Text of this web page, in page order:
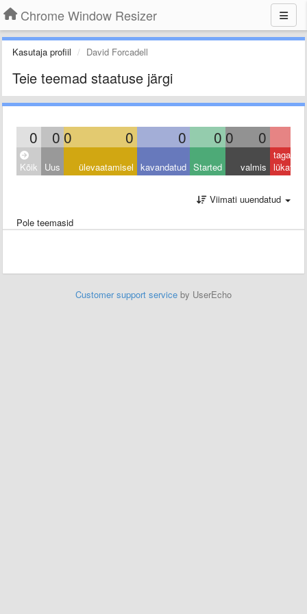
Chrome Window Resizer
Kasutaja profiil David Forcadell
Teie teemad staatuse järgi
0 0 0 0 0 0 0 0
Kõik Uus ülevaatamisel kavandatud Started valmis
tagasi
lükatud
Viimati uuendatud
Pole teemasid
Customer support service by UserEcho